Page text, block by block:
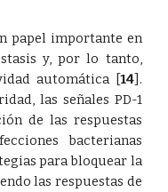
papel importante en
y, por lo tanto,
automática [14] .
las señales PD-1
de las respuestas
bacterianas
para bloquear la
las respuestas de